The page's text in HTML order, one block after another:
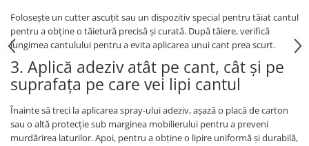
Folosește un cutter ascuțit sau un dispozitiv special pentru tăiat cantul
pentru a obține o tăietură precisă și curată. După tăiere, verifică
lungimea cantulului pentru a evita aplicarea unui cant prea scurt.
3. Aplică adeziv atât pe cant, cât și pe
suprafața pe care vei lipi cantul
Înainte să treci la aplicarea spray-ului adeziv, așază o placă de carton
sau o altă protecție sub marginea mobilierului pentru a preveni
murdărirea laturilor. Apoi, pentru a obține o lipire uniformă și durabilă,